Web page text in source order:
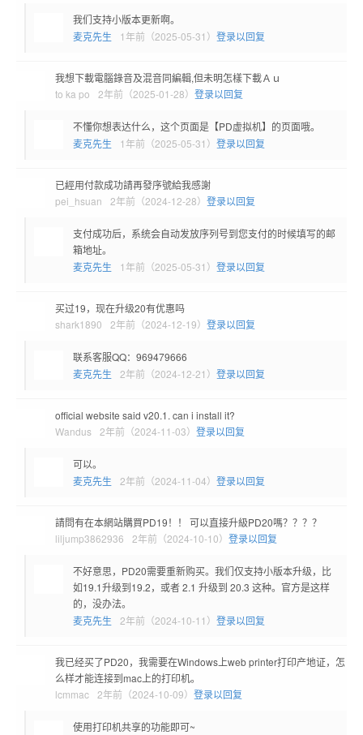
我们支持小版本更新啊。
麦克先生
1年前（2025-05-31） 登录以回复
我想下載電腦錄音及混音同編輯,但未明怎樣下載Ａｕ
to ka po
2年前（2025-01-28） 登录以回复
不懂你想表达什么，这个页面是【PD虚拟机】的页面哦。
麦克先生
1年前（2025-05-31） 登录以回复
已經用付款成功請再發序號給我感謝
pei_hsuan
2年前（2024-12-28） 登录以回复
支付成功后，系统会自动发放序列号到您支付的时候填写的邮
箱地址。
麦克先生
1年前（2025-05-31） 登录以回复
买过19，现在升级20有优惠吗
shark1890
2年前（2024-12-19） 登录以回复
联系客服QQ：969479666
麦克先生
2年前（2024-12-21） 登录以回复
official website said v20.1. can i install it?
Wandus
2年前（2024-11-03） 登录以回复
可以。
麦克先生
2年前（2024-11-04） 登录以回复
請問有在本網站購買PD19！！ 可以直接升級PD20嗎？？？？
liljump3862936
2年前（2024-10-10） 登录以回复
不好意思，PD20需要重新购买。我们仅支持小版本升级，比
如19.1升级到19.2，或者 2.1 升级到 20.3 这种。官方是这样
的，没办法。
麦克先生
2年前（2024-10-11） 登录以回复
我已经买了PD20，我需要在Windows上web printer打印产地证，怎
么样才能连接到mac上的打印机。
lcmmac
2年前（2024-10-09） 登录以回复
使用打印机共享的功能即可~